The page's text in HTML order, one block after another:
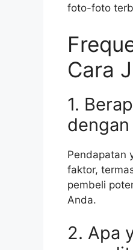
foto-foto
Cara
1.
Pendapatan
faktor,
pembeli
Anda.
2. Apa